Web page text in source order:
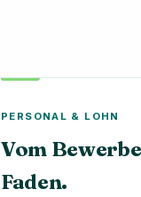
PERSONAL & LOHN
Vom
Faden.